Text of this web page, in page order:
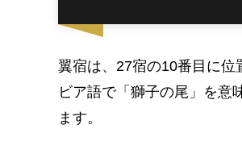
翼宿は、27宿の10番目に位
ビア語で「獅子の尾」を意
ます。